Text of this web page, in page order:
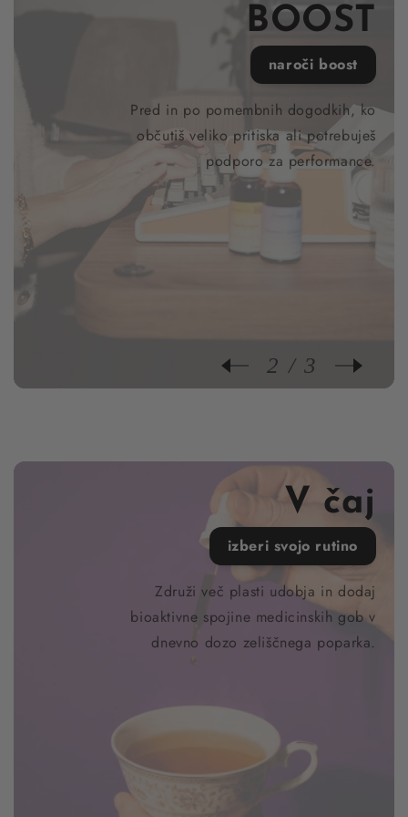
BOOST
naroči boost
Pred in po pomembnih dogodkih, ko
občutiš veliko pritiska ali potrebuješ
podporo za performance.
2 3
V čaj
izberi svojo rutino
Združi več plasti udobja in dodaj
bioaktivne spojine medicinskih gob v
dnevno dozo zeliščnega poparka.